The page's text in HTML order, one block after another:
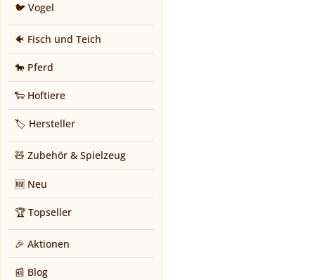
🐦 Vogel
🐠 Fisch und Teich
🐎 Pferd
🐑 Hoftiere
🏷️ Hersteller
🧸 Zubehör & Spielzeug
🆕 Neu
🏆 Topseller
🎉 Aktionen
📰 Blog